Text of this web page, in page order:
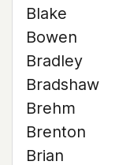
Blake
Bowen
Bradley
Bradshaw
Brehm
Brenton
Brian